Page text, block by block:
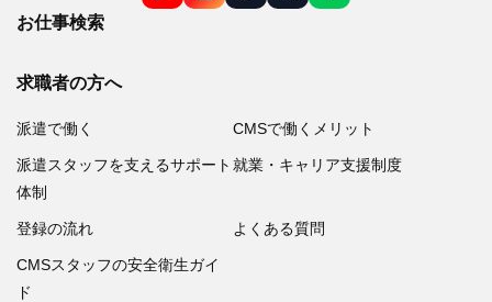
お仕事検索
求職者の方へ
派遣で働く CMSで働くメリット
派遣スタッフを支えるサポート
体制
就業・キャリア支援制度
登録の流れ よくある質問
CMSスタッフの安全衛生ガイ
ド